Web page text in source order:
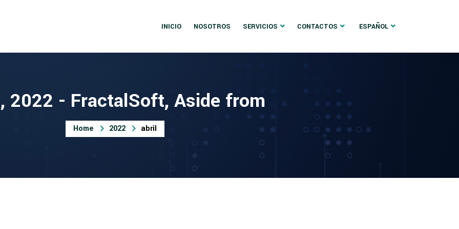
INICIO NOSOTROS SERVICIOS CONTACTOS ESPAÑOL
2022 - FractalSoft, Aside from
Home 2022 abril